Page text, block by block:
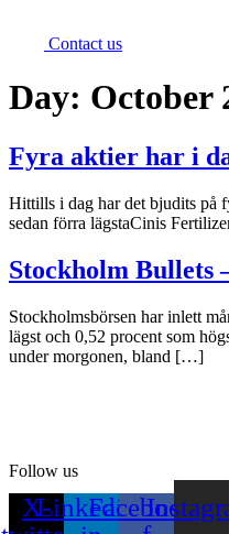
Contact us
Day: October
Fyra aktier har i
Hittills i dag har det bjudits på
sedan förra lägstaCinis
Stockholm Bullets
Stockholmsbörsen har inlett
lägst och 0,52 procent som
under morgonen, bland […]
Follow us
X-Linkedin-
Facebook-